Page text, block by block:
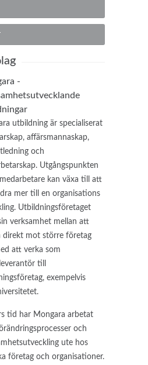
-
utbildning är specialiserat
affärsmannaskap,
och
Utgångspunkten
kan växa till att
mer till en organisations
Utbildningsföretaget
verksamhet mellan att
direkt mot större företag
att verka som
till
exempelvis
tid har Mongara arbetat
och
ute hos
företag och organisationer.